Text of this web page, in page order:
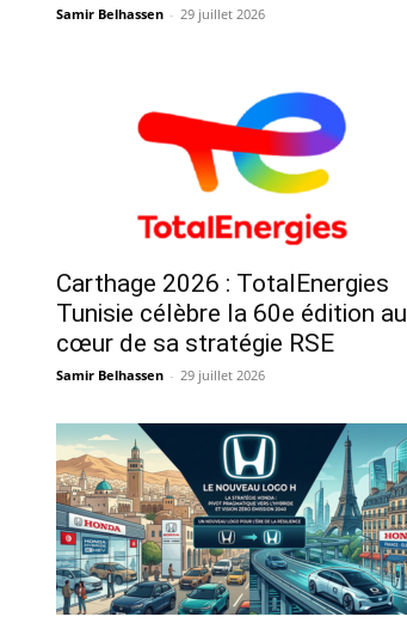
Samir Belhassen - 29 juillet 2026
Carthage 2026 : TotalEnergies
Tunisie célèbre la 60e édition au
cœur de sa stratégie RSE
Samir Belhassen - 29 juillet 2026